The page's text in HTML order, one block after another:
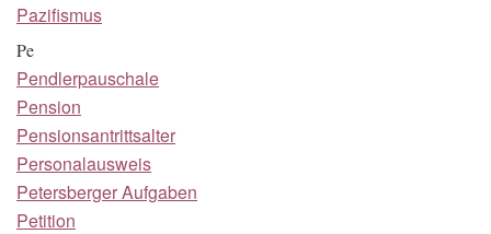
Pazifismus
Pe
Pendlerpauschale
Pension
Pensionsantrittsalter
Personalausweis
Petersberger Aufgaben
Petition